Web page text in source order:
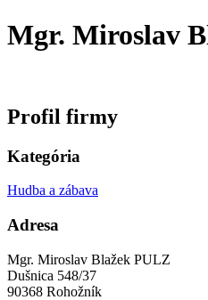
Mgr. Miroslav
Profil firmy
Kategória
Hudba a zábava
Adresa
Mgr. Miroslav Blažek PULZ
Dušnica 548/37
90368 Rohožník